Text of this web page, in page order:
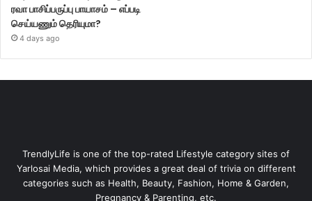
ரவா பாசிப்பருப்பு பாயாசம் – எப்படி
செய்யணும் தெரியுமா?
4 days ago
TrendlyLife is one of the top-rated Lifestyle category sites of
Yarlosai Media, which provides a great deal of trivia on different
categories such as Health, Beauty, Fashion, Home & Garden,
Pregnancy & Parenting, etc.